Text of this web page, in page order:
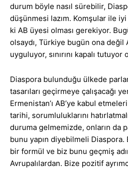
durum böyle nasıl sürebilir,
düşünmesi lazım. Komşular ile
ki AB üyesi olması gerekiyor.
olsaydı, Türkiye bugün ona değil
uyguluyor, sınırını kapalı tutuyor
Diaspora bulunduğu ülkede
tasarıları geçirmeye çalışacağı
Ermenistan’ı AB’ye kabul
tarihi, sorumluluklarını
duruma gelmemizde, onların da
bunu yapın diyebilmeli
bir formül ve biz bunu geçmiş
Avrupalılardan. Bize pozitif